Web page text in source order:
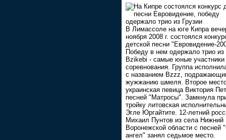
В Лимассоле на юге Кипра
ноября 2008 г. состоялся
детской песни "Евровидение-
Победу в нем одержало трио из
Bzikebi - самые юные участники
соревнования. Группа
с названием Bzzz,
жужжанию шмеля. Второе
украинская певица Виктория
песней "Матросы". Замкнула
тройку литовская
Эгле Юргайтите. 12-летний
Михаил Пунтов из села
Воронежской области с песней
ангел" занял седьмое место.